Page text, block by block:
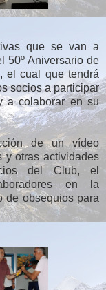
que se van a
50º Aniversario de
el cual que tendrá
socios a participar
a colaborar en su
deun vídeo
y otras actividades
del Club, el
en la
de obsequios para